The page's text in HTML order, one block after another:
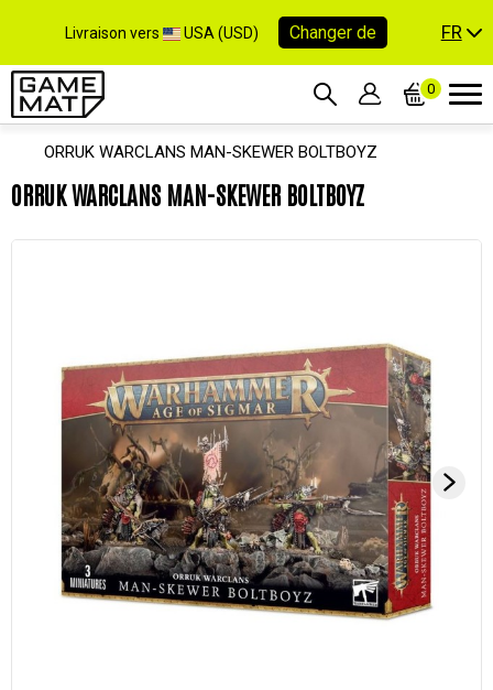
Livraison vers USA (USD) Changer de FR
0
ORRUK WARCLANS MAN-SKEWER BOLTBOYZ
ORRUK WARCLANS MAN-SKEWER BOLTBOYZ